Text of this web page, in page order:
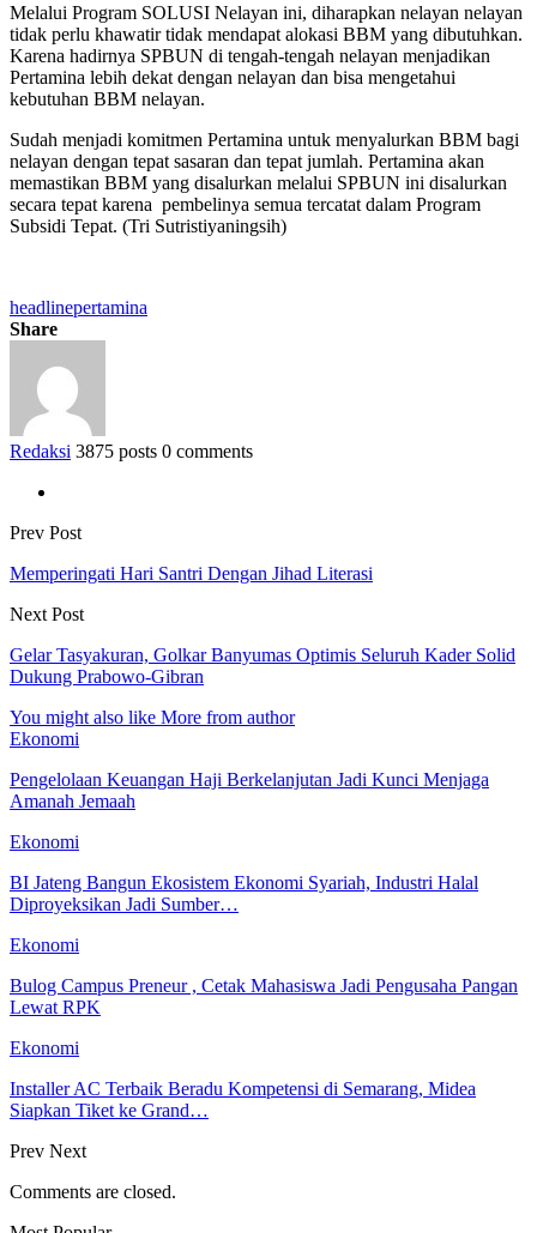
Melalui Program SOLUSI Nelayan ini, diharapkan nelayan nelayan
tidak perlu khawatir tidak mendapat alokasi BBM yang dibutuhkan.
Karena hadirnya SPBUN di tengah-tengah nelayan menjadikan
Pertamina lebih dekat dengan nelayan dan bisa mengetahui
kebutuhan BBM nelayan.
Sudah menjadi komitmen Pertamina untuk menyalurkan BBM bagi
nelayan dengan tepat sasaran dan tepat jumlah. Pertamina akan
memastikan BBM yang disalurkan melalui SPBUN ini disalurkan
secara tepat karena pembelinya semua tercatat dalam Program
Subsidi Tepat. (Tri Sutristiyaningsih)
headlinepertamina
Share
Redaksi 3875 posts 0 comments
Prev Post
Memperingati Hari Santri Dengan Jihad Literasi
Next Post
Gelar Tasyakuran, Golkar Banyumas Optimis Seluruh Kader Solid
Dukung Prabowo-Gibran
You might also like More from author
Ekonomi
Pengelolaan Keuangan Haji Berkelanjutan Jadi Kunci Menjaga
Amanah Jemaah
Ekonomi
BI Jateng Bangun Ekosistem Ekonomi Syariah, Industri Halal
Diproyeksikan Jadi Sumber…
Ekonomi
Bulog Campus Preneur , Cetak Mahasiswa Jadi Pengusaha Pangan
Lewat RPK
Ekonomi
Installer AC Terbaik Beradu Kompetensi di Semarang, Midea
Siapkan Tiket ke Grand…
Prev Next
Comments are closed.